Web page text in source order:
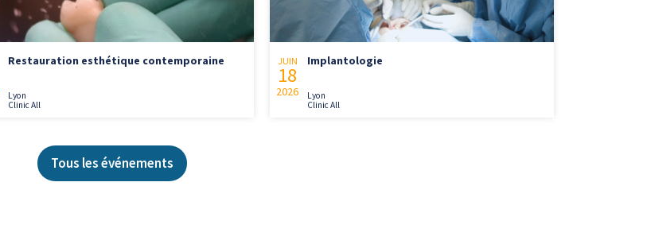
Restauration esthétique contemporaine
Lyon
Clinic All
JUIN
18
2026
Implantologie
Lyon
Clinic All
Tous les événements